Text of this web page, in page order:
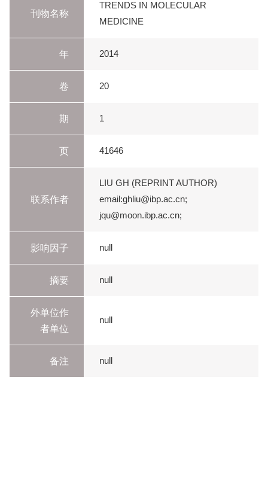
刊物名称
TRENDS IN MOLECULAR
MEDICINE
年 2014
卷 20
期 1
页 41646
联系作者
LIU GH (REPRINT AUTHOR)
email:ghliu@ibp.ac.cn;
jqu@moon.ibp.ac.cn;
影响因子 null
摘要 null
外单位作
者单位
null
备注 null